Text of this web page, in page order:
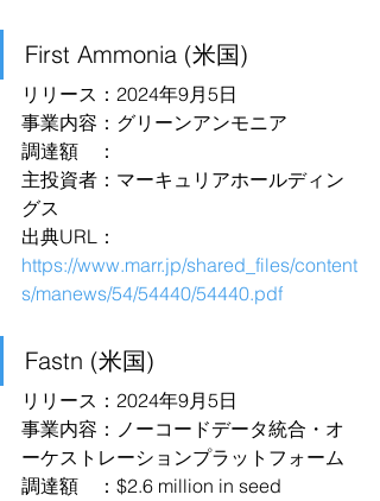
First Ammonia (米国)
リリース：2024年9月5日
事業内容：グリーンアンモニア
調達額　：
主投資者：マーキュリアホールディン
グス
出典URL：
https://www.marr.jp/shared_files/content
s/manews/54/54440/54440.pdf
Fastn (米国)
リリース：2024年9月5日
事業内容：ノーコードデータ統合・オ
ーケストレーションプラットフォーム
調達額　：$2.6 million in seed